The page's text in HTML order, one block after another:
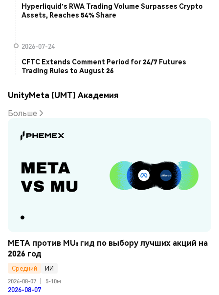
Hyperliquid's RWA Trading Volume Surpasses Crypto
Assets, Reaches 54% Share
2026-07-24
CFTC Extends Comment Period for 24/7 Futures
Trading Rules to August 26
UnityMeta (UMT) Академия
Больше
META против MU: гид по выбору лучших акций на
2026 год
Средний
ИИ
2026-08-07
5-10м
2026-08-07